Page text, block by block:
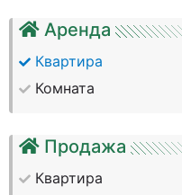
Аренда
Квартира
Комната
Продажа
Квартира